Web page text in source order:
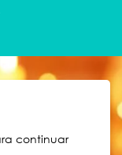
continuar